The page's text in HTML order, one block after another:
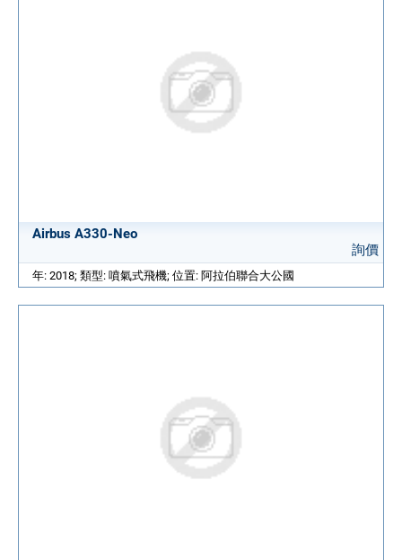
Airbus A330-Neo
詢價
年: 2018; 類型: 噴氣式飛機; 位置: 阿拉伯聯合大公國